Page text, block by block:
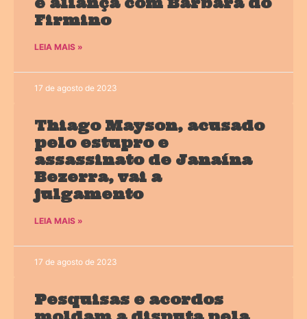
Firmino
LEIA MAIS »
17 de agosto de 2023
Thiago Mayson, acusado
pelo estupro e
assassinato de Janaína
Bezerra, vai a
julgamento
LEIA MAIS »
17 de agosto de 2023
Pesquisas e acordos